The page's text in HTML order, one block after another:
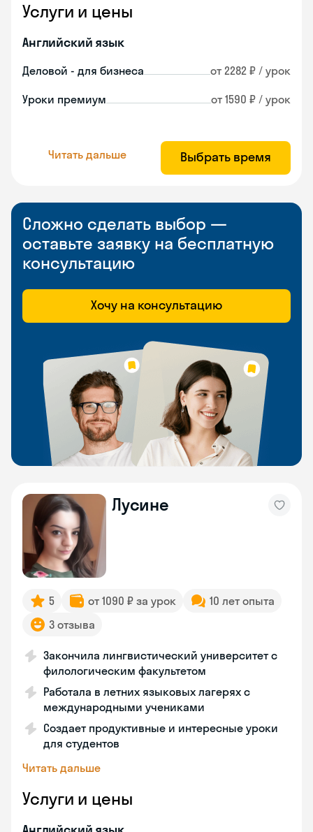
Услуги и цены
Английский язык
Деловой - для бизнеса от 2282 ₽ / урок
Уроки премиум от 1590 ₽ / урок
Читать дальше Выбрать время
Сложно сделать выбор —
оставьте заявку на бесплатную
консультацию
Хочу на консультацию
Лусине
5 от 1090 ₽ за урок
10 лет опыта
3 отзыва
Закончила лингвистический университет с
филологическим факультетом
Работала в летних языковых лагерях с
международными учениками
Создает продуктивные и интересные уроки
для студентов
Читать дальше
Услуги и цены